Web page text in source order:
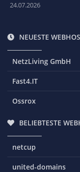
24.07.2026
NEUESTE
NetzLiving GmbH
Fast4.IT
Ossrox
BELIEBTESTE
netcup
united-domains